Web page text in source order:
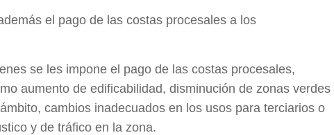
el pago de las costas procesales a los
se les impone el pago de las costas procesales,
aumento de edificabilidad, disminución de zonas verdes
cambios inadecuados en los usos para terciarios o
y de tráfico en la zona.